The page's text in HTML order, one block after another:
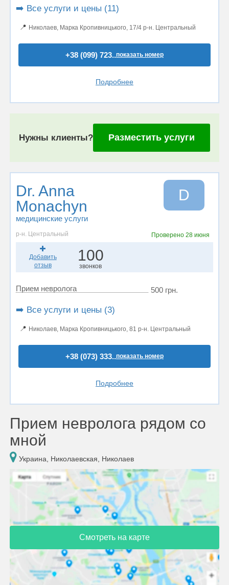
➡️ Все услуги и цены (11)
📍 Николаев, Марка Кропивницького, 17/4 р-н. Центральный
+38 (099) 723..показать номер
Подробнее
Нужны клиенты? Разместить услуги
Dr. Anna
Monachyn
медицинские услуги
D
р-н. Центральный Проверено 28 июня
Добавить
отзыв
100
звонков
Прием невролога 500 грн.
➡️ Все услуги и цены (3)
📍 Николаев, Марка Кропивницького, 81 р-н. Центральный
+38 (073) 333..показать номер
Подробнее
Прием невролога рядом со
мной
Украина, Николаевская, Николаев
Смотреть на карте